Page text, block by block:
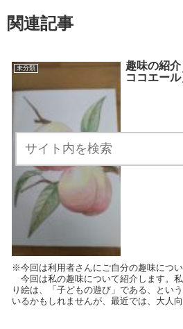
関連記事
未分類
趣味の紹
ココエール
※今回は利用者さんにご自分の趣味につ
今回は私の趣味について紹介します。
り絵は、「子どもの遊び」である、とい
いるかもしれませんが、最近では、大人向